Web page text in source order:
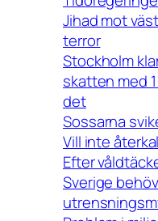
Jihad mot
terror
Stockholm
skatten med
det
Sossarna
Vill inte
Efter
Sverige